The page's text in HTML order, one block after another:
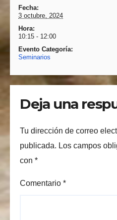
Fecha:
3 octubre, 2024
Hora:
10:15 - 12:00
Evento Categoría:
Seminarios
Deja una
Tu dirección de correo
publicada. Los campos
con *
Comentario *